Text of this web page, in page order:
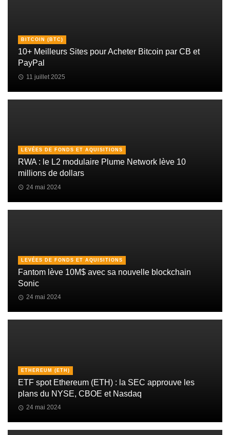
BITCOIN (BTC)
10+ Meilleurs Sites pour Acheter Bitcoin par CB et
PayPal
11 juillet 2025
LEVÉES DE FONDS ET AQUISITIONS
RWA : le L2 modulaire Plume Network lève 10
millions de dollars
24 mai 2024
LEVÉES DE FONDS ET AQUISITIONS
Fantom lève 10M$ avec sa nouvelle blockchain
Sonic
24 mai 2024
ETHEREUM (ETH)
ETF spot Ethereum (ETH) : la SEC approuve les
plans du NYSE, CBOE et Nasdaq
24 mai 2024